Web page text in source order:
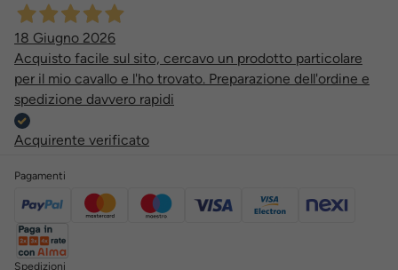
18 Giugno 2026
Acquisto facile sul sito, cercavo un prodotto particolare
per il mio cavallo e l'ho trovato. Preparazione dell'ordine e
spedizione davvero rapidi
Acquirente verificato
Pagamenti
Spedizioni